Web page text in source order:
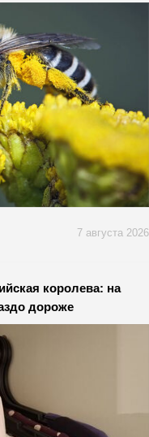
7 августа 2026
королева: на
дороже